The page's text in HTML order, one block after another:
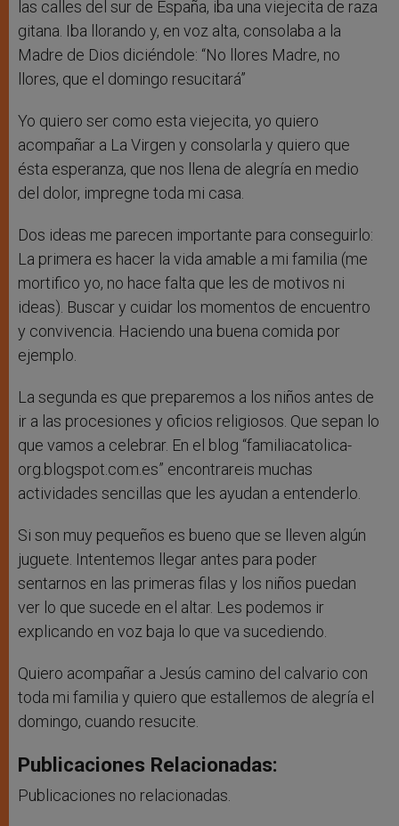
las calles del sur de España, iba una viejecita de raza
gitana. Iba llorando y, en voz alta, consolaba a la
Madre de Dios diciéndole: “No llores Madre, no
llores, que el domingo resucitará”
Yo quiero ser como esta viejecita, yo quiero
acompañar a La Virgen y consolarla y quiero que
ésta esperanza, que nos llena de alegría en medio
del dolor, impregne toda mi casa.
Dos ideas me parecen importante para conseguirlo:
La primera es hacer la vida amable a mi familia (me
mortifico yo, no hace falta que les de motivos ni
ideas). Buscar y cuidar los momentos de encuentro
y convivencia. Haciendo una buena comida por
ejemplo.
La segunda es que preparemos a los niños antes de
ir a las procesiones y oficios religiosos. Que sepan lo
que vamos a celebrar. En el blog “familiacatolica-
org.blogspot.com.es” encontrareis muchas
actividades sencillas que les ayudan a entenderlo.
Si son muy pequeños es bueno que se lleven algún
juguete. Intentemos llegar antes para poder
sentarnos en las primeras filas y los niños puedan
ver lo que sucede en el altar. Les podemos ir
explicando en voz baja lo que va sucediendo.
Quiero acompañar a Jesús camino del calvario con
toda mi familia y quiero que estallemos de alegría el
domingo, cuando resucite.
Publicaciones Relacionadas:
Publicaciones no relacionadas.